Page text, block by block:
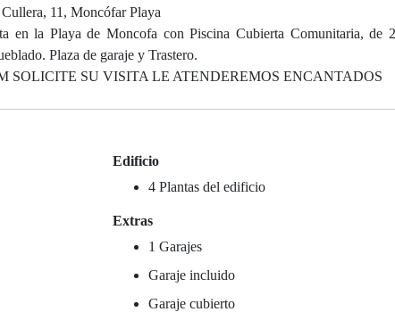
11, Moncófar Playa
en la Playa de Moncofa con Piscina Cubierta Comunitaria, de
Plaza de garaje y Trastero.
SOLICITE SU VISITA LE ATENDEREMOS ENCANTADOS
Edificio
4 Plantas del edificio
Extras
1 Garajes
Garaje incluido
Garaje cubierto